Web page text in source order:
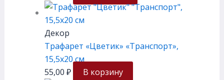
Декор
Трафарет «Цветик» «Транспорт»,
15,5х20 см
55,00 ₽ В корзину